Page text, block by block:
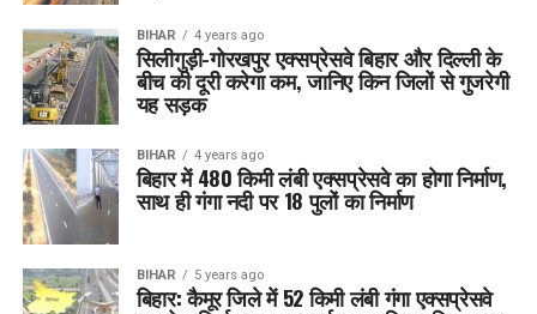
BIHAR 4 years ago
सिलीगुड़ी-गोरखपुर एक्सप्रेसवे बिहार और दिल्ली के
बीच की दूरी करेगा कम, जानिए किन जिलों से गुजरेगी
यह सड़क
BIHAR 4 years ago
बिहार में 480 किमी लंबी एक्सप्रेसवे का होगा निर्माण,
साथ ही गंगा नदी पर 18 पुलों का निर्माण
BIHAR 5 years ago
बिहार: कैमूर जिले में 52 किमी लंबी गंगा एक्सप्रेसवे